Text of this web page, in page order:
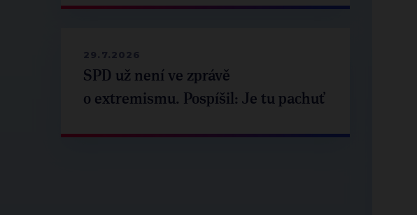
29.7.2026
SPD už není ve zprávě
o extremismu. Pospíšil: Je tu pachuť